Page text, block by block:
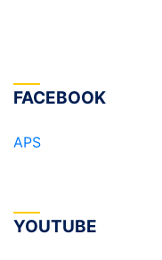
FACEBOOK
APS
YOUTUBE